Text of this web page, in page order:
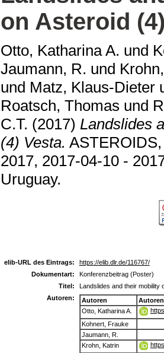
on Asteroid
Otto, Katharina A. und
Jaumann, R. und
und Matz, Klaus-Dieter
Roatsch, Thomas und
C.T. (2017) Landslides
(4) Vesta.
2017, 2017-04-10 -
Uruguay.
elib-URL des Eintrags:
https://elib.dlr.de/116767/
Dokumentart:
Konferenzbeitrag (Poster)
Titel:
Landslides and their mobility
Autoren:
Autoren
Otto, Katharina A.
Kohnert, Frauke
Jaumann, R.
Krohn, Katrin